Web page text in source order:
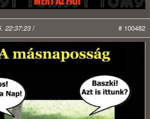
22:37:23 / # 100482